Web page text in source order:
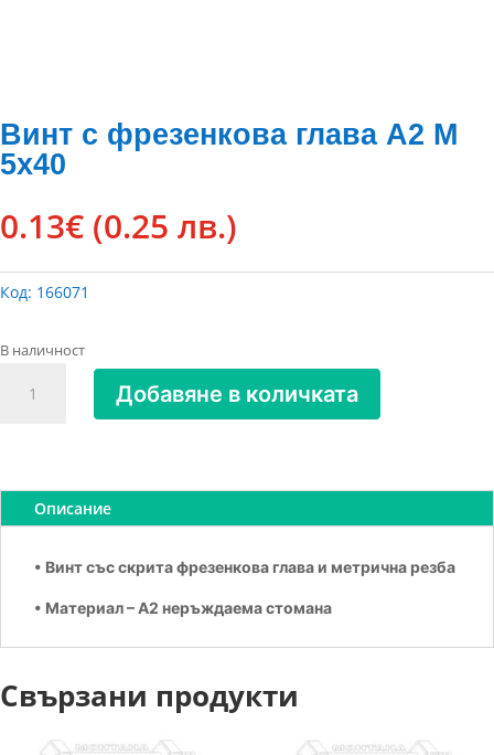
Винт с фрезенкова глава А2 М
5х40
0.13€ (0.25 лв.)
Код: 166071
В наличност
глава
А2
Добавяне в количката
Описание
• Винт със скрита фрезенкова глава и метрична резба
• Материал – А2 неръждаема стомана
Свързани продукти